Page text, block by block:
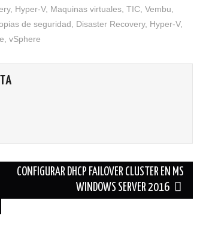
, Hyper-V, Maquinas virtuales ,TIC ,Vembu
de seguridad Disaster Recovery, Hyper-V,
vSphere
CONFIGURAR DHCP FAILOVER CLUSTER EN MS
WINDOWS SERVER 2016